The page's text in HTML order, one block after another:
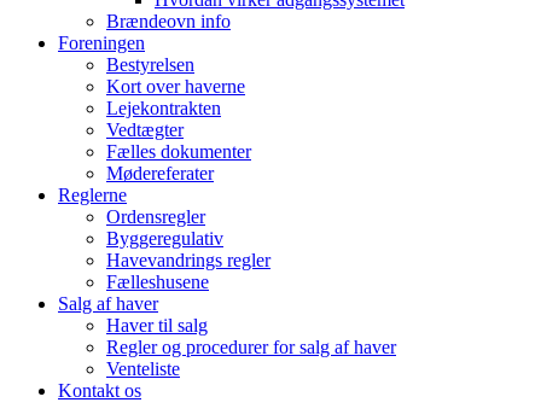
Brændeovn info
Foreningen
Bestyrelsen
Kort over haverne
Lejekontrakten
Vedtægter
Fælles dokumenter
Mødereferater
Reglerne
Ordensregler
Byggeregulativ
Havevandrings regler
Fælleshusene
Salg af haver
Haver til salg
Regler og procedurer for salg af haver
Venteliste
Kontakt os